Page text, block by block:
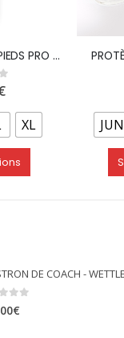
PROTÈGE-TIBIAS/PIEDS PRO DE MUAY THAI PU »REVOLUTION » – WETTLE GEAR
XL
DE COACH -
€